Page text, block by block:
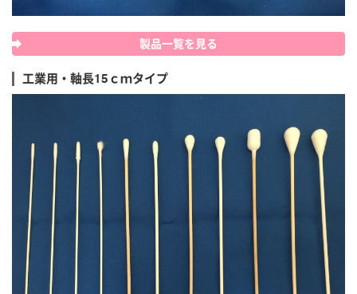
製品一覧を見る
工業用・軸長15ｃｍタイプ